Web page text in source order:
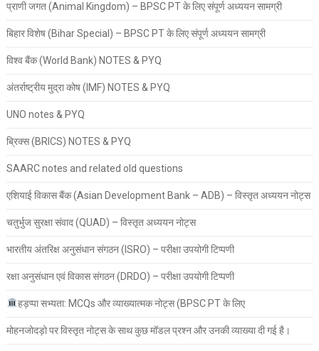
प्राणी जगत (Animal Kingdom) – BPSC PT के लिए संपूर्ण अध्ययन सामग्री
बिहार विशेष (Bihar Special) – BPSC PT के लिए संपूर्ण अध्ययन सामग्री
विश्व बैंक (World Bank) NOTES & PYQ
अंतर्राष्ट्रीय मुद्रा कोष (IMF) NOTES & PYQ
UNO notes & PYQ
ब्रिक्स (BRICS) NOTES & PYQ
SAARC notes and related old questions
एशियाई विकास बैंक (Asian Development Bank – ADB) – विस्तृत अध्ययन नोट्स
चतुर्भुज सुरक्षा संवाद (QUAD) – विस्तृत अध्ययन नोट्स
भारतीय अंतरिक्ष अनुसंधान संगठन (ISRO) – परीक्षा उपयोगी टिप्पणी
रक्षा अनुसंधान एवं विकास संगठन (DRDO) – परीक्षा उपयोगी टिप्पणी
हड़प्पा सभ्यता: MCQs और व्याख्यात्मक नोट्स (BPSC PT के लिए
मोहनजोदड़ो पर विस्तृत नोट्स के साथ कुछ मॉडल प्रश्न और उनकी व्याख्या दी गई है।